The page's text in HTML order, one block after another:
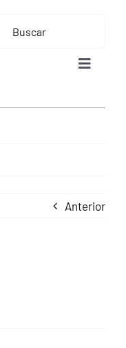
Toggle
Anterior